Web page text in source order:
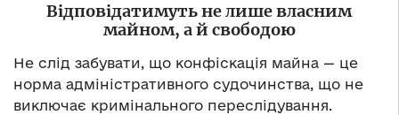
Відповідатимуть не лише власним
майном, а й свободою
Не слід забувати, що конфіскація майна — це
норма адміністративного судочинства, що не
виключає кримінального переслідування.